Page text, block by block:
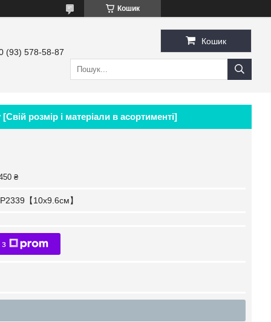
Кошик
(93) 578-58-87
Кошик
розмір і матеріали в асортименті]
₴
【10x9.6см】